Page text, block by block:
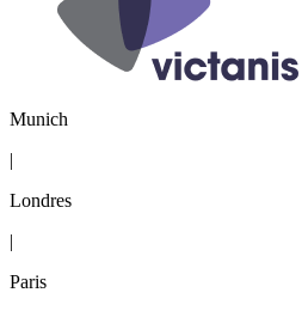
Munich
|
Londres
|
Paris